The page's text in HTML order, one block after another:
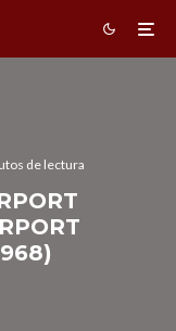
de lectura